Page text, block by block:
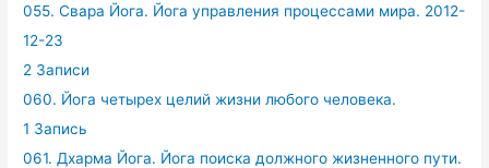
055. Свара Йога. Йога управления процессами мира. 2012-
12-23
2 Записи
060. Йога четырех целий жизни любого человека.
1 Запись
061. Дхарма Йога. Йога поиска должного жизненного пути.